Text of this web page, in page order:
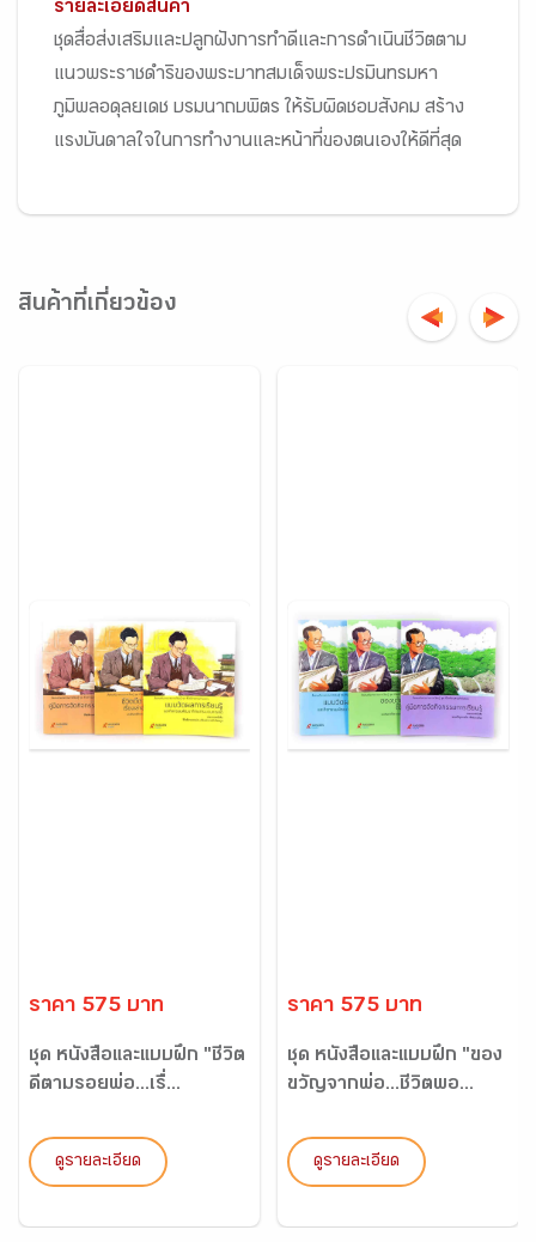
รายละเอียดสินค้า
ชุดสื่อส่งเสริมและปลูกฝังการทำดีและการดำเนินชีวิตตาม
แนวพระราชดำริของพระบาทสมเด็จพระปรมินทรมหา
ภูมิพลอดุลยเดช บรมนาถบพิตร ให้รับผิดชอบสังคม สร้าง
แรงบันดาลใจในการทำงานและหน้าที่ของตนเองให้ดีที่สุด
สินค้าที่เกี่ยวข้อง
ราคา 575 บาท
ชุด หนังสือและแบบฝึก "ชีวิต
ดีตามรอยพ่อ...เรื่...
ดูรายละเอียด
ราคา 575 บาท
ชุด หนังสือและแบบฝึก "ของ
ขวัญจากพ่อ...ชีวิตพอ...
ดูรายละเอียด